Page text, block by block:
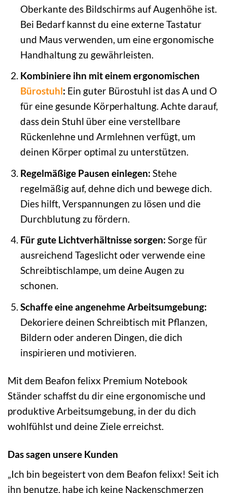
Oberkante des Bildschirms auf Augenhöhe ist.
Bei Bedarf kannst du eine externe Tastatur
und Maus verwenden, um eine ergonomische
Handhaltung zu gewährleisten.
Kombiniere ihn mit einem ergonomischen
Bürostuhl: Ein guter Bürostuhl ist das A und O
für eine gesunde Körperhaltung. Achte darauf,
dass dein Stuhl über eine verstellbare
Rückenlehne und Armlehnen verfügt, um
deinen Körper optimal zu unterstützen.
Regelmäßige Pausen einlegen: Stehe
regelmäßig auf, dehne dich und bewege dich.
Dies hilft, Verspannungen zu lösen und die
Durchblutung zu fördern.
Für gute Lichtverhältnisse sorgen: Sorge für
ausreichend Tageslicht oder verwende eine
Schreibtischlampe, um deine Augen zu
schonen.
Schaffe eine angenehme Arbeitsumgebung:
Dekoriere deinen Schreibtisch mit Pflanzen,
Bildern oder anderen Dingen, die dich
inspirieren und motivieren.
Mit dem Beafon felixx Premium Notebook
Ständer schaffst du dir eine ergonomische und
produktive Arbeitsumgebung, in der du dich
wohlfühlst und deine Ziele erreichst.
Das sagen unsere Kunden
„Ich bin begeistert von dem Beafon felixx! Seit ich
ihn benutze, habe ich keine Nackenschmerzen